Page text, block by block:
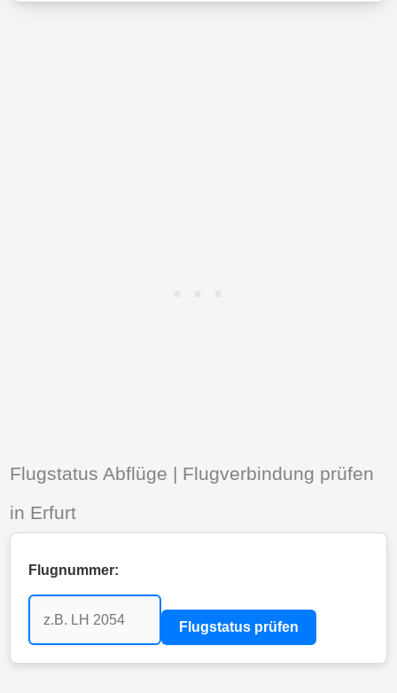
Flugstatus Abflüge | Flugverbindung prüfen
in Erfurt
Flugnummer:
Flugstatus prüfen